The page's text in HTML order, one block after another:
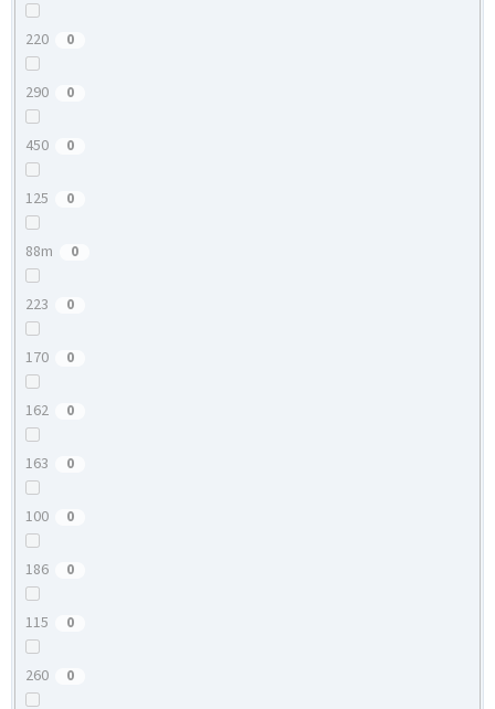
220 0
290 0
450 0
125 0
88m 0
223 0
170 0
162 0
163 0
100 0
186 0
115 0
260 0